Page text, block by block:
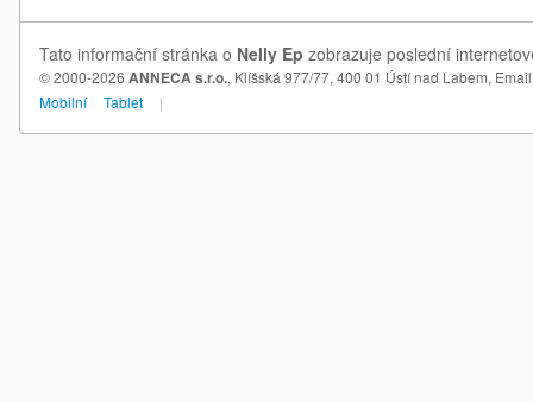
Tato informační stránka o Nelly Ep zobrazuje poslední
© 2000-2026 ANNECA s.r.o., Klíšská 977/77, 400 01 Ústí nad Labem,
Mobilní
Tablet |